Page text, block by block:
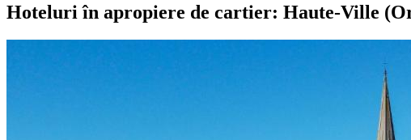
Hoteluri în apropiere de cartier: Haute-Ville